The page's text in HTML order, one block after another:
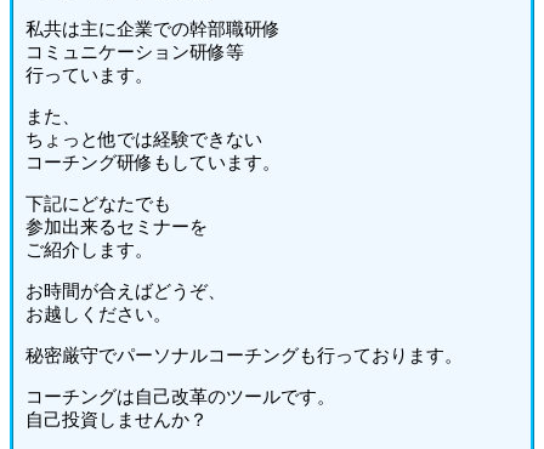
私共は主に企業での幹部職研修
コミュニケーション研修等
行っています。
また、
ちょっと他では経験できない
コーチング研修もしています。
下記にどなたでも
参加出来るセミナーを
ご紹介します。
お時間が合えばどうぞ、
お越しください。
秘密厳守でパーソナルコーチングも行っております。
コーチングは自己改革のツールです。
自己投資しませんか？